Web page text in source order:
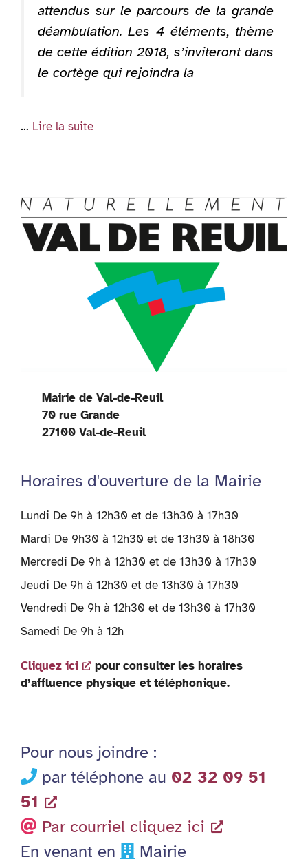
attendus sur le parcours de la grande
déambulation. Les 4 éléments, thème
de cette édition 2018, s’inviteront dans
le cortège qui rejoindra la
… Lire la suite
Mairie de Val-de-Reuil
70 rue Grande
27100 Val-de-Reuil
Horaires d'ouverture de la Mairie
Lundi De 9h à 12h30 et de 13h30 à 17h30
Mardi De 9h30 à 12h30 et de 13h30 à 18h30
Mercredi De 9h à 12h30 et de 13h30 à 17h30
Jeudi De 9h à 12h30 et de 13h30 à 17h30
Vendredi De 9h à 12h30 et de 13h30 à 17h30
Samedi De 9h à 12h
Cliquez ici
pour consulter les horaires
d’affluence physique et téléphonique.
Pour nous joindre :
par téléphone au 02 32 09 51
51
Par courriel cliquez ici
En venant en
Mairie